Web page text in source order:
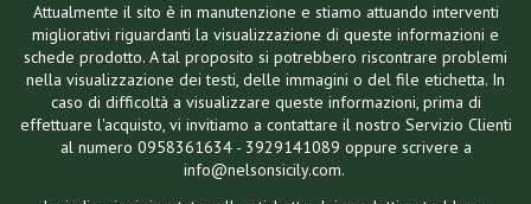
Attualmente il sito è in manutenzione e stiamo attuando interventi
migliorativi riguardanti la visualizzazione di queste informazioni e
schede prodotto. A tal proposito si potrebbero riscontrare problemi
nella visualizzazione dei testi, delle immagini o del file etichetta. In
caso di difficoltà a visualizzare queste informazioni, prima di
effettuare l'acquisto, vi invitiamo a contattare il nostro Servizio Clienti
al numero 0958361634 - 3929141089 oppure scrivere a
info@nelsonsicily.com.